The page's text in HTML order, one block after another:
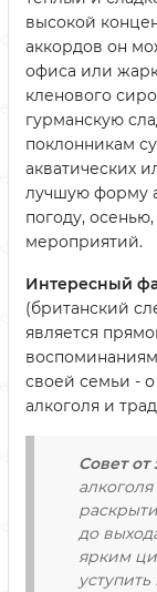
высокой
аккордов он
офиса или
кленового
гурманскую
поклонникам
акватических
лучшую форму
погоду,
мероприятий.
Интересный
(британский
является
своей семьи - о
алкоголя и
Совет от
до
ярким